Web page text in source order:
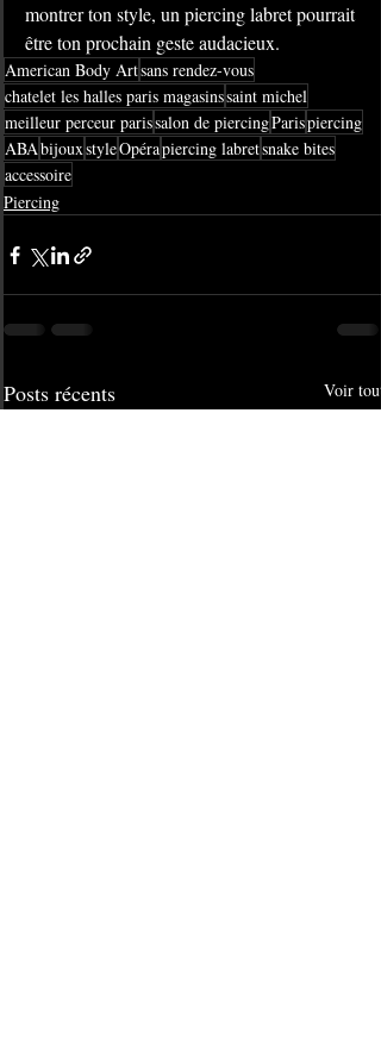
montrer ton style, un piercing labret pourrait
être ton prochain geste audacieux.
American Body Artsans rendez-vous
chatelet les halles paris magasinssaint michel
meilleur perceur parissalon de piercingParispiercing
ABAbijouxstyleOpérapiercing labretsnake bites
accessoire
Piercing
Posts récents Voir tout